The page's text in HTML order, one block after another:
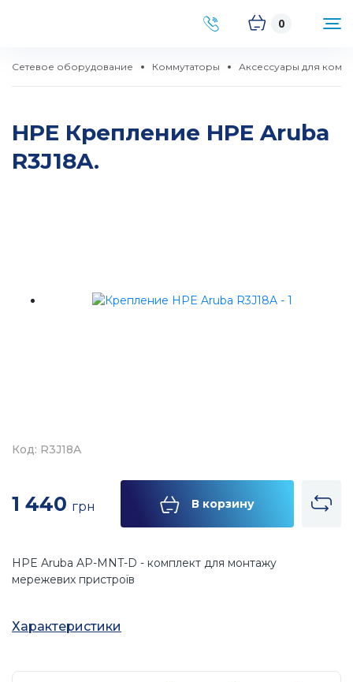
0
Сетевое оборудование Коммутаторы Аксессуары для
HPE Крепление HPE Aruba
R3J18A.
Код: R3J18A
1 440 грн В корзину
HPE Aruba AP-MNT-D - комплект для монтажу
мережевих пристроїв
Характеристики